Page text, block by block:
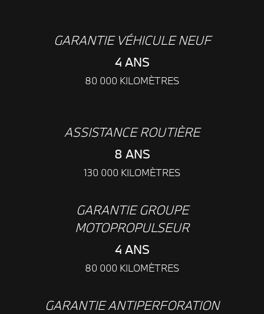
GARANTIE VÉHICULE NEUF
4 ANS
80 000 KILOMÈTRES
ASSISTANCE ROUTIÈRE
8 ANS
130 000 KILOMÈTRES
GARANTIE GROUPE
MOTOPROPULSEUR
4 ANS
80 000 KILOMÈTRES
GARANTIE ANTIPERFORATION